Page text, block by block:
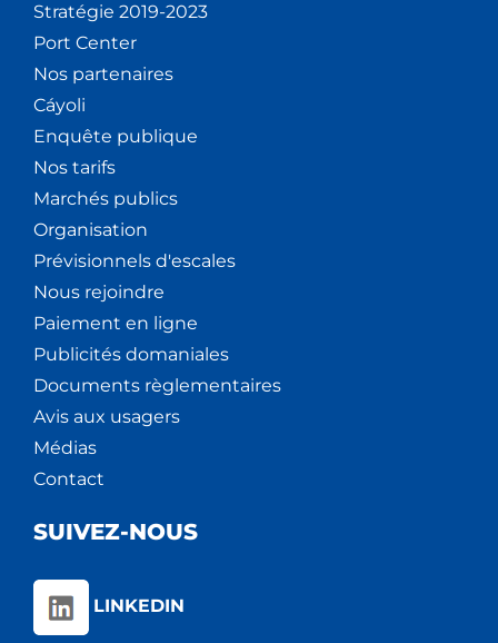
Stratégie 2019-2023
Port Center
Nos partenaires
Cáyoli
Enquête publique
Nos tarifs
Marchés publics
Organisation
Prévisionnels d'escales
Nous rejoindre
Paiement en ligne
Publicités domaniales
Documents règlementaires
Avis aux usagers
Médias
Contact
SUIVEZ-NOUS
LINKEDIN